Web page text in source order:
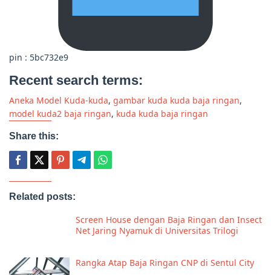
pin : 5bc732e9
Recent search terms:
Aneka Model Kuda-kuda, gambar kuda kuda baja ringan,
model kuda2 baja ringan, kuda kuda baja ringan
Share this:
Related posts:
Screen House dengan Baja Ringan dan Insect
Net Jaring Nyamuk di Universitas Trilogi
Rangka Atap Baja Ringan CNP di Sentul City